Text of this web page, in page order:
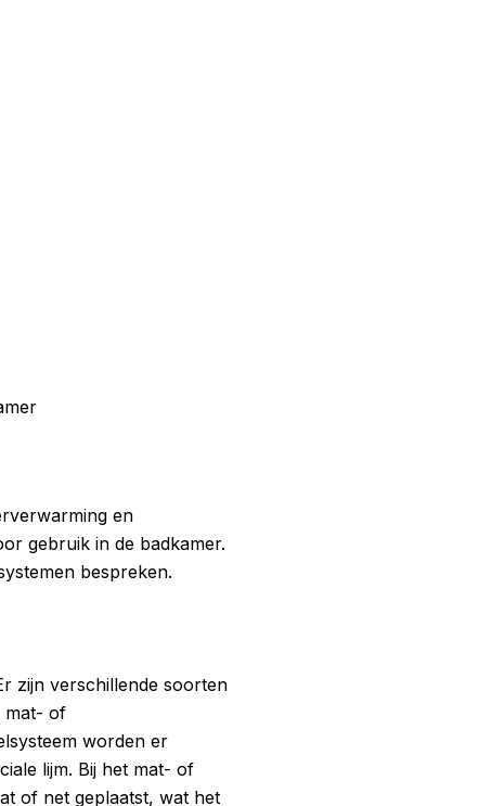
en
gebruik in de badkamer.
bespreken.
zijn verschillende soorten
mat- of
worden er
lijm. Bij het mat- of
of net geplaatst, wat het